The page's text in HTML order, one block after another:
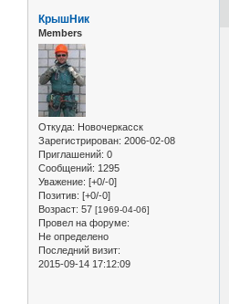
КрышНик
Members
Откуда: Новочеркасск
Зарегистрирован: 2006-02-08
Приглашений: 0
Сообщений: 1295
Уважение: [+0/-0]
Позитив: [+0/-0]
Возраст: 57 [1969-04-06]
Провел на форуме:
Не определено
Последний визит:
2015-09-14 17:12:09